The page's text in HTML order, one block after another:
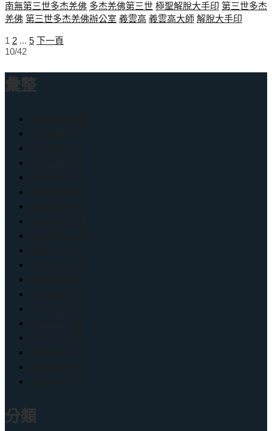
南無第三世多杰羌佛 多杰羌佛第三世 極聖解脫大手印 第三世多杰
羌佛 第三世多杰羌佛辦公室 義雲高 義雲高大師 解脫大手印
文
分
1 2 ... 5 下一頁
10/42
彙整
分類